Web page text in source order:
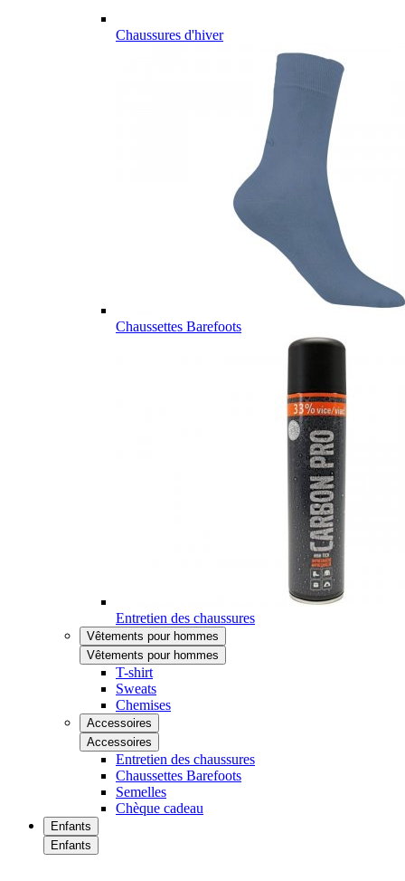
Chaussures d'hiver
Chaussettes Barefoots
Entretien des chaussures
Vêtements pour hommes
Vêtements pour hommes
T-shirt
Sweats
Chemises
Accessoires
Accessoires
Entretien des chaussures
Chaussettes Barefoots
Semelles
Chèque cadeau
Enfants
Enfants